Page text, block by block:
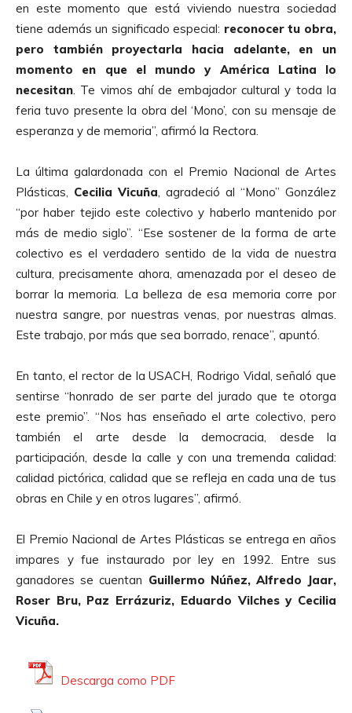
en este momento que está viviendo nuestra sociedad
tiene además un significado especial: reconocer tu obra,
pero también proyectarla hacia adelante, en un
momento en que el mundo y América Latina lo
necesitan. Te vimos ahí de embajador cultural y toda la
feria tuvo presente la obra del ‘Mono’, con su mensaje de
esperanza y de memoria”, afirmó la Rectora.
La última galardonada con el Premio Nacional de Artes
Plásticas, Cecilia Vicuña, agradeció al “Mono” González
“por haber tejido este colectivo y haberlo mantenido por
más de medio siglo”. “Ese sostener de la forma de arte
colectivo es el verdadero sentido de la vida de nuestra
cultura, precisamente ahora, amenazada por el deseo de
borrar la memoria. La belleza de esa memoria corre por
nuestra sangre, por nuestras venas, por nuestras almas.
Este trabajo, por más que sea borrado, renace”, apuntó.
En tanto, el rector de la USACH, Rodrigo Vidal, señaló que
sentirse “honrado de ser parte del jurado que te otorga
este premio”. “Nos has enseñado el arte colectivo, pero
también el arte desde la democracia, desde la
participación, desde la calle y con una tremenda calidad:
calidad pictórica, calidad que se refleja en cada una de tus
obras en Chile y en otros lugares”, afirmó.
El Premio Nacional de Artes Plásticas se entrega en años
impares y fue instaurado por ley en 1992. Entre sus
ganadores se cuentan Guillermo Núñez, Alfredo Jaar,
Roser Bru, Paz Errázuriz, Eduardo Vilches y Cecilia
Vicuña.
Descarga como PDF